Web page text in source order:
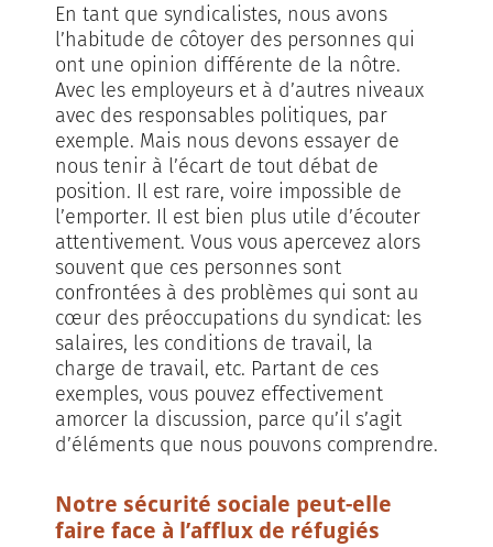
En tant que syndicalistes, nous avons
l’habitude de côtoyer des personnes qui
ont une opinion différente de la nôtre.
Avec les employeurs et à d’autres niveaux
avec des responsables politiques, par
exemple. Mais nous devons essayer de
nous tenir à l’écart de tout débat de
position. Il est rare, voire impossible de
l’emporter. Il est bien plus utile d’écouter
attentivement. Vous vous apercevez alors
souvent que ces personnes sont
confrontées à des problèmes qui sont au
cœur des préoccupations du syndicat: les
salaires, les conditions de travail, la
charge de travail, etc. Partant de ces
exemples, vous pouvez effectivement
amorcer la discussion, parce qu’il s’agit
d’éléments que nous pouvons comprendre.
Notre sécurité sociale peut-elle
faire face à l’afflux de réfugiés